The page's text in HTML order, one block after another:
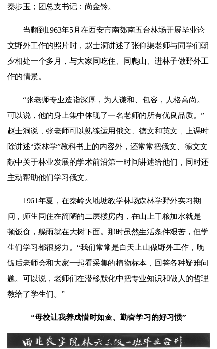
秦步玉；团总支书记：尚金铃。
当翻到1963年5月在西安市南郊南五台林场开展毕业论
文野外工作的照片时，赵士洞讲述了张仰渠老师与同学们朝
夕相处一个多月，与大家同吃住、同爬山、进林子做野外工
作的情景。
“张老师专业造诣深厚，为人谦和、包容，人格高尚。
可以说，他的身上集中体现了一名老师的所有优良品质。”
赵士洞说，张老师可以熟练运用俄文、德文和英文，上课时
除讲述“森林学”教科书上的内容外，还常常把俄文、德文文
献中关于林业发展的学术前沿第一时间讲述给他们，同时还
主动帮助他们学习俄文。
1961年夏，在秦岭火地塘教学林场森林学野外实习期
间，师生同住在简陋的二层楼房内，在山上干粮加水就是一
顿饭食，躲雨就在大树下面。那时虽然生活条件艰苦，但学
生们学习都很努力。“我们常常是白天上山做野外工作，晚
饭后老师会和大家一起看采集的植物标本，回答各种疑难问
题。可以说，老师们在潜移默化中把专业知识和做人的哲理
教给了学生们。”
“母校让我养成惜时如金、勤奋学习的好习惯”